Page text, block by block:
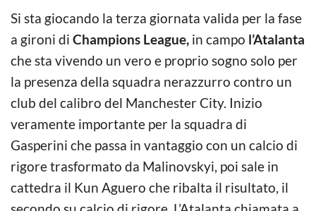
Si sta giocando la terza giornata valida per la fase
a gironi di Champions League, in campo l’Atalanta
che sta vivendo un vero e proprio sogno solo per
la presenza della squadra nerazzurro contro un
club del calibro del Manchester City. Inizio
veramente importante per la squadra di
Gasperini che passa in vantaggio con un calcio di
rigore trasformato da Malinovskyi, poi sale in
cattedra il Kun Aguero che ribalta il risultato, il